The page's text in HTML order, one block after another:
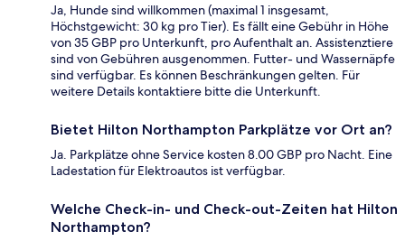
Ja, Hunde sind willkommen (maximal 1 insgesamt,
Höchstgewicht: 30 kg pro Tier). Es fällt eine Gebühr in Höhe
von 35 GBP pro Unterkunft, pro Aufenthalt an. Assistenztiere
sind von Gebühren ausgenommen. Futter- und Wassernäpfe
sind verfügbar. Es können Beschränkungen gelten. Für
weitere Details kontaktiere bitte die Unterkunft.
Bietet Hilton Northampton Parkplätze vor Ort an?
Ja. Parkplätze ohne Service kosten 8.00 GBP pro Nacht. Eine
Ladestation für Elektroautos ist verfügbar.
Welche Check-in- und Check-out-Zeiten hat Hilton
Northampton?